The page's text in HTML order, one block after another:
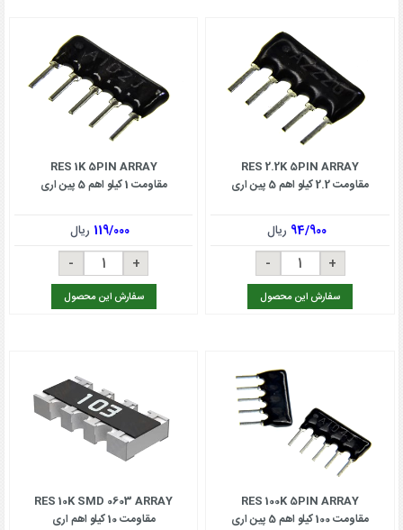
RES 2.2K 5PIN ARRAY
مقاومت 2.2 کیلو اهم 5 پین اری
94/900 ریال
سفارش این محصول
RES 1K 5PIN ARRAY
مقاومت 1 کیلو اهم 5 پین اری
119/000 ریال
سفارش این محصول
RES 100K 5PIN ARRAY
مقاومت 100 کیلو اهم 5 پین اری
RES 10K SMD 0603 ARRAY
مقاومت 10 کیلو اهم اری